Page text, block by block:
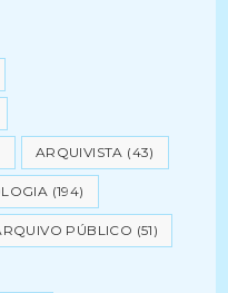
ARQUIVISTA (43)
(194)
PÚBLICO (51)